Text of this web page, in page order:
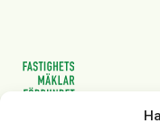
Vasagatan 28, 111 20